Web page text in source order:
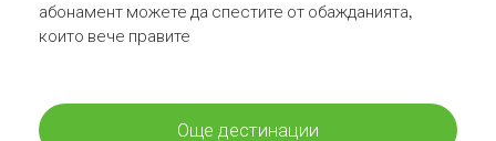
абонамент можете да спестите от обажданията,
които вече правите
Още дестинации